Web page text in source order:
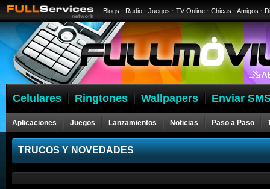
Blogs · Radio · Juegos · TV Online · Chicas · Amigos ·
Celulares Ringtones Wallpapers Enviar
Aplicaciones Juegos Lanzamientos Noticias Paso a Paso
Celulares
TRUCOS Y NOVEDADES